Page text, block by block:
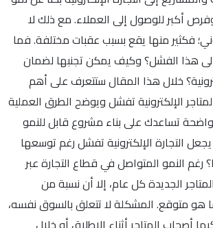
أكبر للوصول إلى العملاء. مع ذلك لا
فكثير منها يقع بسبب عقبات مختلفة. فما
هذا الفشل؟ وكيف يمكن تجنبها لضمان
خلال هذا المقال ستتعرف على أهم
الإلكترونية تفشل ويوضح الطرق العملية
تساعدك على بناء مشروع قابل للنمو
التجارة الإلكترونية تفشل رغم توسعها
رغم النمو المتواصل في قطاع التجارة عبر
الجديدة كل عام، إلا أن نسبة من
هو متوقع. المشكلة لا تتعلق بالسوق نفسه،